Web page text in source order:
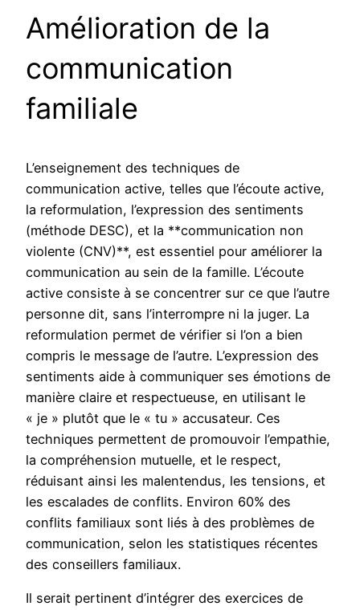
Amélioration de la
communication
familiale
L’enseignement des techniques de
communication active, telles que l’écoute active,
la reformulation, l’expression des sentiments
(méthode DESC), et la **communication non
violente (CNV)**, est essentiel pour améliorer la
communication au sein de la famille. L’écoute
active consiste à se concentrer sur ce que l’autre
personne dit, sans l’interrompre ni la juger. La
reformulation permet de vérifier si l’on a bien
compris le message de l’autre. L’expression des
sentiments aide à communiquer ses émotions de
manière claire et respectueuse, en utilisant le
« je » plutôt que le « tu » accusateur. Ces
techniques permettent de promouvoir l’empathie,
la compréhension mutuelle, et le respect,
réduisant ainsi les malentendus, les tensions, et
les escalades de conflits. Environ 60% des
conflits familiaux sont liés à des problèmes de
communication, selon les statistiques récentes
des conseillers familiaux.
Il serait pertinent d’intégrer des exercices de